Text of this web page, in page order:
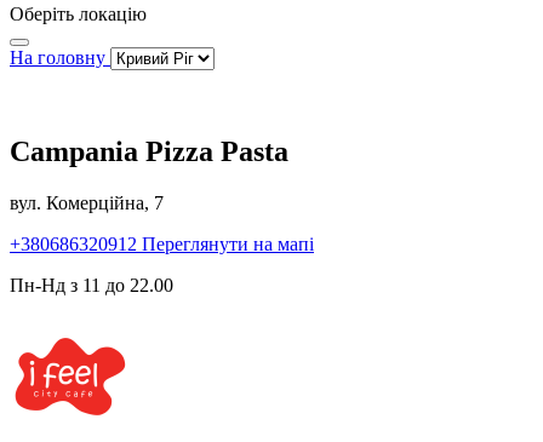
Оберіть локацію
На головну
Campania Pizza Pasta
вул. Комерційна, 7
+380686320912 Переглянути на мапі
Пн-Нд з 11 до 22.00